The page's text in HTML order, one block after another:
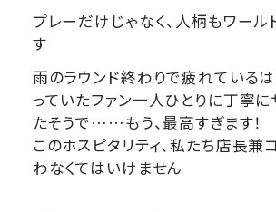
プレーだけじゃなく、人柄もワール
す
雨のラウンド終わりで疲れている
っていたファン一人ひとりに丁寧に
たそうで……もう、最高すぎます！
このホスピタリティ、私たち店長兼
わなくてはいけません